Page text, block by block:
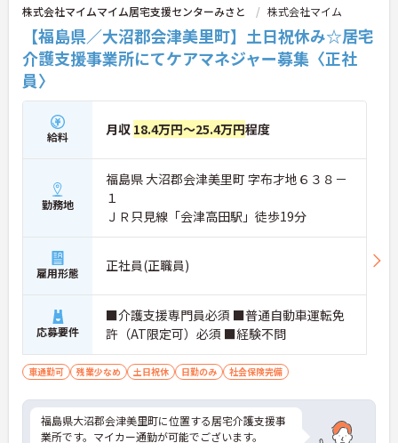
株式会社マイムマイム居宅支援センターみさと 株式会社マイム
【福島県／大沼郡会津美里町】土日祝休み☆居宅
介護支援事業所にてケアマネジャー募集〈正社
員〉
給料 月収 18.4万円～25.4万円程度
勤務地
福島県 大沼郡会津美里町 字布才地６３８－
１
ＪＲ只見線「会津高田駅」徒歩19分
雇用形態 正社員(正職員)
応募要件
■介護支援専門員必須 ■普通自動車運転免
許（AT限定可）必須 ■経験不問
車通勤可 残業少なめ 土日祝休 日勤のみ 社会保険完備
福島県大沼郡会津美里町に位置する居宅介護支援事
業所です。マイカー通勤が可能でございます。